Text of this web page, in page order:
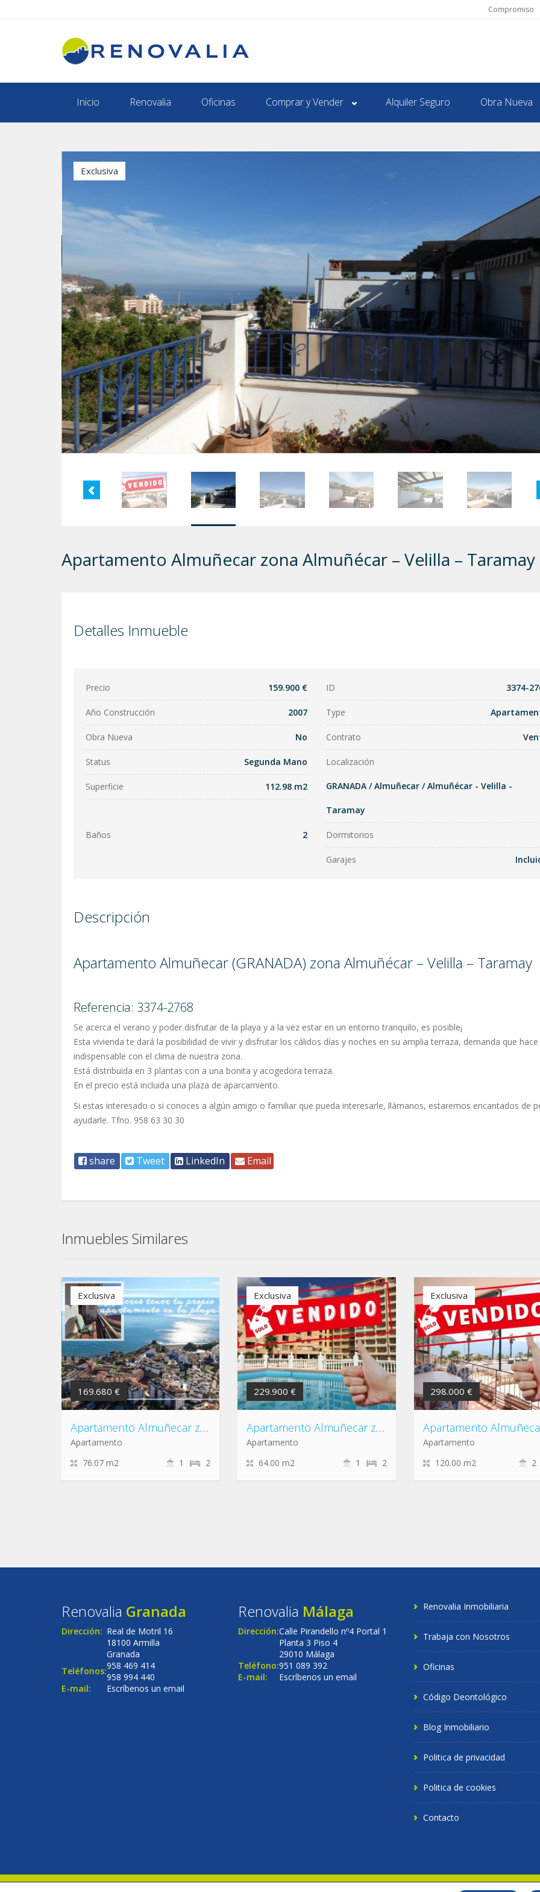
Compromiso
Inicio Renovalia Oficinas Comprar y Vender Alquiler Seguro Obra Nueva
Exclusiva
Apartamento Almuñecar zona Almuñécar – Velilla – Taramay
Detalles Inmueble
Precio 159.900 € ID 3374-
Año Construcción 2007 Type
Obra Nueva No Contrato
Status Segunda Mano Localización
GRANADA / Almuñecar / Almuñécar - Velilla -
Taramay
Superficie 112.98 m2
Dormitorios
Baños 2
Garajes
Descripción
Apartamento Almuñecar (GRANADA) zona Almuñécar – Velilla – Taramay
Referencia: 3374-2768
Se acerca el verano y poder disfrutar de la playa y a la vez estar en un entorno tranquilo, es posible¡
Esta vivienda te dará la posibilidad de vivir y disfrutar los cálidos días y noches en su amplia terraza, demanda que
indispensable con el clima de nuestra zona.
Está distribuida en 3 plantas con a una bonita y acogedora terraza.
En el precio está incluida una plaza de aparcamiento.
Si estas interesado o si conoces a algún amigo o familiar que pueda interesarle, llámanos, estaremos encantados de
ayudarle. Tfno. 958 63 30 30
share Tweet LinkedIn Email
Inmuebles Similares
169.680 €
Exclusiva
Apartamento Almuñecar zona Almuñécar – Velilla – Taramay
Apartamento
76.07 m2
2
1
229.900 €
Exclusiva
Apartamento Almuñecar zona Playa san cristobal
Apartamento
64.00 m2
2
1
298.000 €
Exclusiva
Apartamento
120.00 m2
2
Renovalia Granada
Dirección: Real de Motril 16
18100 Armilla
Granada
Teléfonos:958 469 414
958 994 440
E-mail:
Escríbenos un email
Renovalia Málaga
Dirección:Calle Pirandello nº4 Portal 1
Planta 3 Piso 4
29010 Málaga
Teléfono:951 089 392
E-mail:
Escríbenos un email
Renovalia Inmobiliaria
Trabaja con Nosotros
Oficinas
Código Deontológico
Blog Inmobiliario
Politica de privacidad
Politica de cookies
Contacto